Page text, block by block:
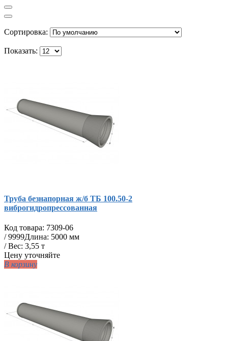
Сортировка:
Показать:
Труба безнапорная ж/б ТБ 100.50-2
виброгидропрессованная
Код товара: 7309-06
/9999Длина: 5000 мм
/ Вес: 3,55 т
Цену уточняйте
В корзину